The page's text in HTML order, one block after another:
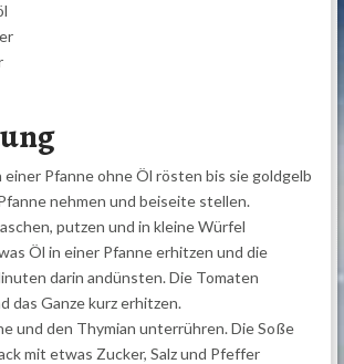
einer Pfanne ohne Öl rösten bis sie goldgelb
nehmen und beiseite stellen.
putzen und in kleine Würfel
Öl in einer Pfanne erhitzen und die
darin andünsten. Die Tomaten
das Ganze kurz erhitzen.
und den Thymian unterrühren. Die Soße
mit etwas Zucker, Salz und Pfeffer